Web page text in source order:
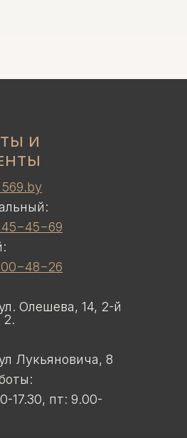
И
569.by
Олешева, 14, 2-й
2.
Лукьяновича, 8
17.30, пт: 9.00-